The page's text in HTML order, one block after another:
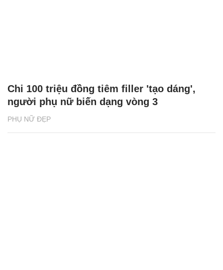
PHỤ NỮ ĐẸP
Chi 100 triệu đồng tiêm filler 'tạo dáng',
người phụ nữ biến dạng vòng 3